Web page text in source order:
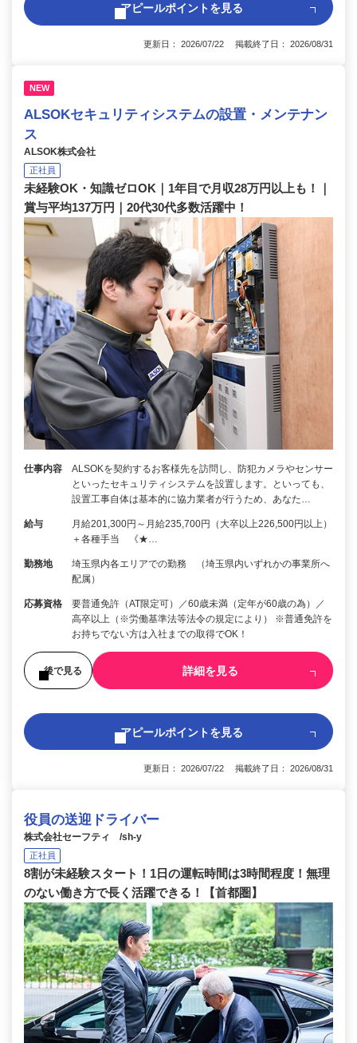
アピールポイントを見る
更新日： 2026/07/22 掲載終了日： 2026/08/31
NEW
ALSOKセキュリティシステムの設置・メンテナン
ス
ALSOK株式会社
正社員
未経験OK・知識ゼロOK｜1年目で月収28万円以上も！｜
賞与平均137万円｜20代30代多数活躍中！
仕事内容
ALSOKを契約するお客様先を訪問し、防犯カメラやセンサー
といったセキュリティシステムを設置します。といっても、
設置工事自体は基本的に協力業者が行うため、あなた…
給与
月給201,300円～月給235,700円（大卒以上226,500円以上）
＋各種手当 《★…
勤務地
埼玉県内各エリアでの勤務 （埼玉県内いずれかの事業所へ
配属）
応募資格
要普通免許（AT限定可）／60歳未満（定年が60歳の為）／
高卒以上（※労働基準法等法令の規定により） ※普通免許を
お持ちでない方は入社までの取得でOK！
後で見る 詳細を見る
アピールポイントを見る
更新日： 2026/07/22 掲載終了日： 2026/08/31
役員の送迎ドライバー
株式会社セーフティ /sh-y
正社員
8割が未経験スタート！1日の運転時間は3時間程度！無理
のない働き方で長く活躍できる！【首都圏】